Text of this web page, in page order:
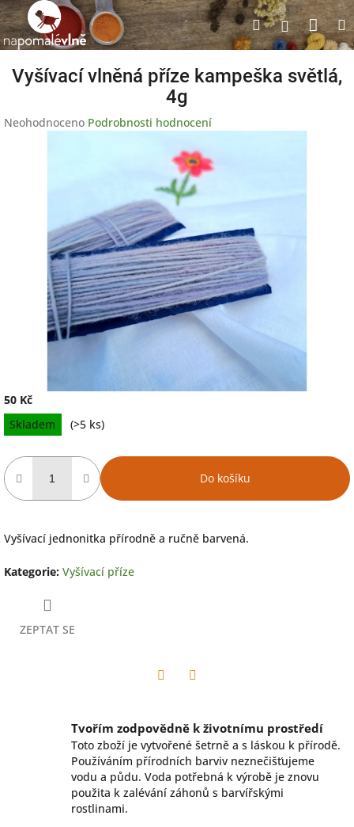
Přejít
na
obsah
Hledat
Vyšívací vlněná příze kampeška světlá,
4g
Průměrné
hvězdiček.
Neohodnoceno Podrobnosti hodnocení
50 Kč
Měrná
cena:
Skladem (>5 ks)
Do košíku
Vyšívací jednonitka přírodně a ručně barvená.
Kategorie: Vyšívací příze
ZEPTAT SE
Tvořím zodpovědně k životnímu prostředí
Toto zboží je vytvořené šetrně a s láskou k přírodě.
Používáním přírodních barviv neznečišťujeme
vodu a půdu. Voda potřebná k výrobě je znovu
použita k zalévání záhonů s barvířskými
rostlinami.